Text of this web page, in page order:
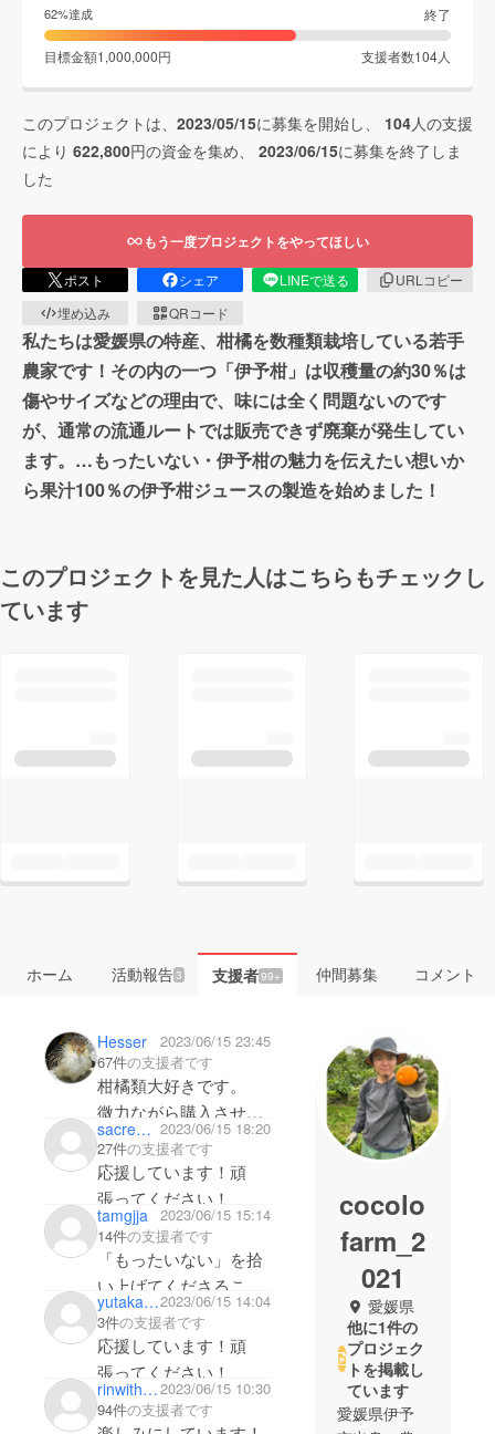
62%達成 終了
目標金額1,000,000円 支援者数104人
このプロジェクトは、 2023/05/15に募集を開始し、 104人の支援
により 622,800円の資金を集め、 2023/06/15に募集を終了しま
した
もう一度プロジェクトをやってほしい
ポスト シェア LINEで送る
URLコピー
埋め込み
QRコード
私たちは愛媛県の特産、柑橘を数種類栽培している若手
農家です！その内の一つ「伊予柑」は収穫量の約30％は
傷やサイズなどの理由で、味には全く問題ないのです
が、通常の流通ルートでは販売できず廃棄が発生してい
ます。…もったいない・伊予柑の魅力を伝えたい想いか
ら果汁100％の伊予柑ジュースの製造を始めました！
このプロジェクトを見た人はこちらもチェックし
ています
ホーム 活動報告3 支援者99+ 仲間募集 コメント
Hesser
2023/06/15 23:45
67件の支援者です
柑橘類大好きです。
微力ながら購入させて
いただきます。
sacred105 2023/06/15 18:20
27件の支援者です
応援しています！頑
張ってください！
tamgjja
2023/06/15 15:14
14件の支援者です
「もったいない」を拾
い上げてくださるこ
と、感謝します。キズ
があってもおいしいの
に廃棄だなんて、農家
の方はもちろんのこ
と、育ったいよかんに
yutakaishibashi2023/06/15 14:04
3件の支援者です
応援しています！頑
張ってください！
rinwithheart2023/06/15 10:30
94件の支援者です
cocolo
farm_2
021
愛媛県
他に1件の
プロジェク
トを掲載し
ています
愛媛県伊予